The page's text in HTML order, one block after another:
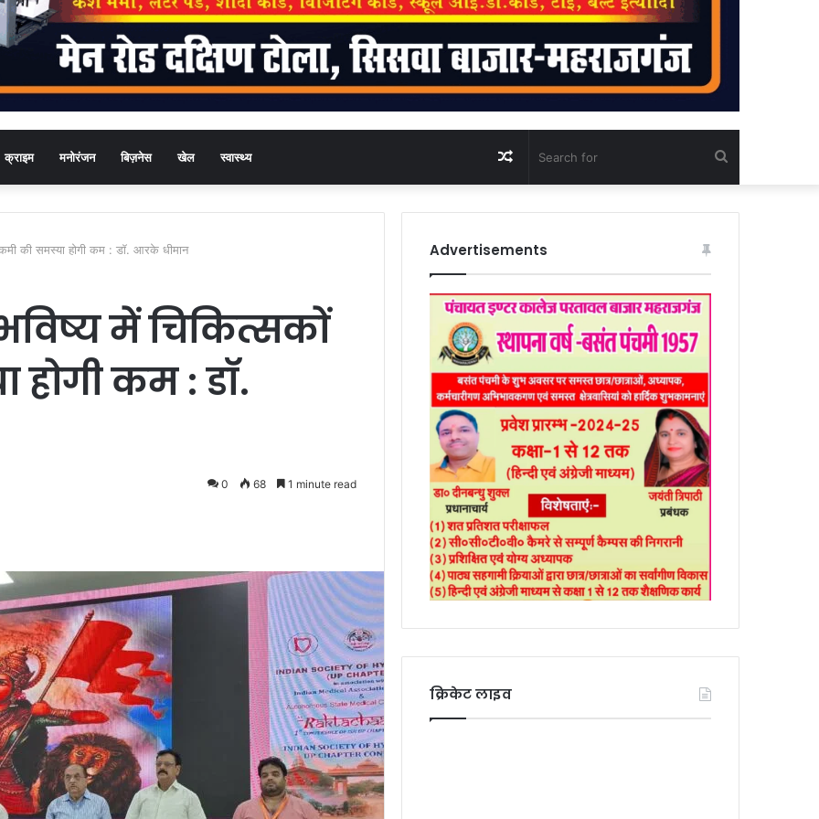
क्राइम मनोरंजन बिज़नेस खेल स्वास्थ्य
for
Random
Article
कमी की समस्या होगी कम : डॉ. आरके धीमान
में चिकित्सकों
कम : डॉ.
0 68 1 minute read
Advertisements
क्रिकेट लाइव